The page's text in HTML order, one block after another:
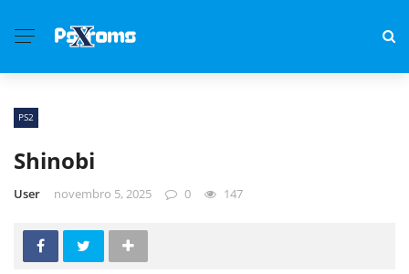
PS2
Shinobi
User novembro 5, 2025 0 147